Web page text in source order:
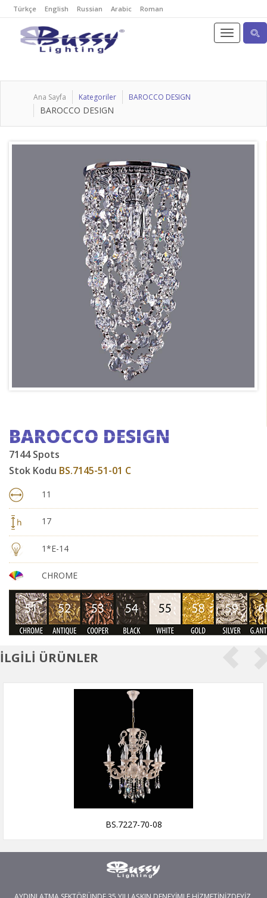
Türkçe English Russian Arabic Roman
Ana Sayfa Kategoriler BAROCCO DESIGN
BAROCCO DESIGN
BAROCCO DESIGN
7144 Spots
Stok Kodu BS.7145-51-01 C
11
17
1*E-14
CHROME
İLGİLİ ÜRÜNLER
BS.7227-70-08